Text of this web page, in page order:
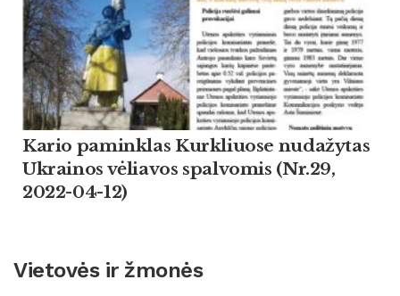
Kario paminklas Kurkliuose nudažytas
Ukrainos vėliavos spalvomis (Nr.29,
2022-04-12)
Vietovės ir žmonės